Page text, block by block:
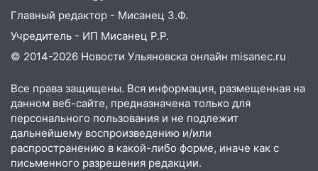
13:01
В Димитровграде мужчина
выбросил из машины страйкбольную
гранату: его задержали
12:34 На Ульяновскую область
надвигается сильнейшая непогода: град
и шквал до 27 м/с
12:31 Ульяновец хотел купить иномарку
из Европы и потерял 760 тысяч рублей
Главный редактор - Мисанец З.Ф.
Учредитель - ИП Мисанец Р.Р.
© 2014-2026 Новости Ульяновска онлайн misanec.ru
Все права защищены. Вся информация, размещенная на
данном веб-сайте, предназначена только для
персонального пользования и не подлежит
дальнейшему воспроизведению и/или
распространению в какой-либо форме, иначе как с
письменного разрешения редакции.